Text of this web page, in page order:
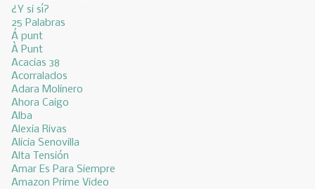
¿Y si sí?
25 Palabras
Á punt
À Punt
Acacias 38
Acorralados
Adara Molinero
Ahora Caigo
Alba
Alexia Rivas
Alicia Senovilla
Alta Tensión
Amar Es Para Siempre
Amazon Prime Video